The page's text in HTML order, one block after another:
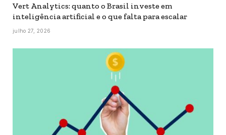
Vert Analytics: quanto o Brasil investe em
inteligência artificial e o que falta para escalar
julho 27, 2026